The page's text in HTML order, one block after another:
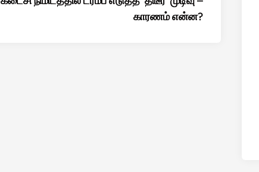
காரணம் என்ன?